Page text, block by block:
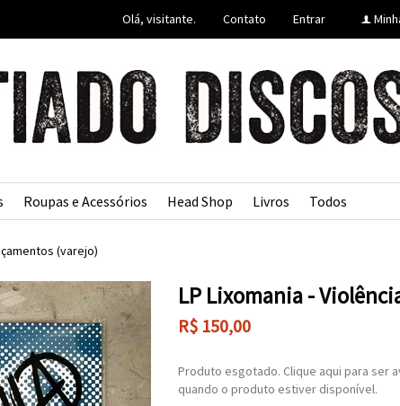
Olá, visitante. Contato Entrar f
Roupas e Acessórios Head Shop Livros Todos
(varejo)
LP Lixomania -
R$ 150,00
Produto esgotado. Clique aqui para ser
quando o produto estiver disponível.